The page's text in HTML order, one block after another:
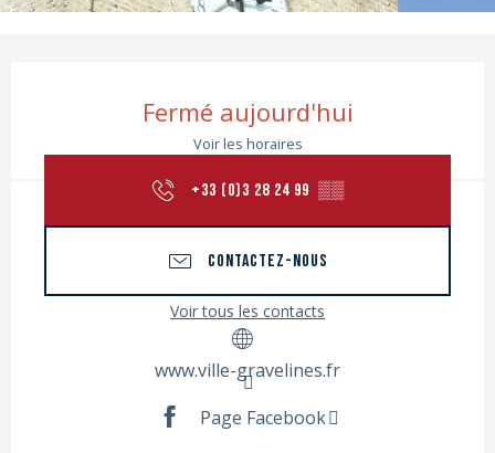
Ouverture et coordonnées
Fermé aujourd'hui
Voir les horaires
+33 (0)3 28 24 99 ▒▒
CONTACTEZ-NOUS
Voir tous les contacts
www.ville-gravelines.fr
Page Facebook